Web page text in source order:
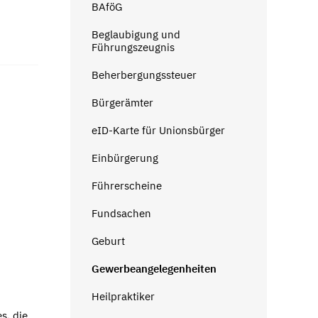
BAföG
Beglaubigung und
Führungszeugnis
Beherbergungssteuer
Bürgerämter
eID-Karte für Unionsbürger
Einbürgerung
Führerscheine
Fundsachen
Geburt
Gewerbeangelegenheiten
Heilpraktiker